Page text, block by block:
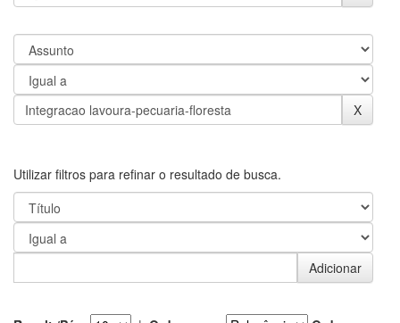
Utilizar filtros para refinar o resultado de busca.